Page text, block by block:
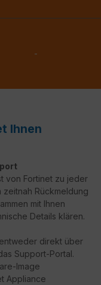
-
Ihnen
von Fortinet zu jeder
Rückmeldung
mit Ihnen
Details klären.
direkt über
Support-Portal.
Image
Appliance